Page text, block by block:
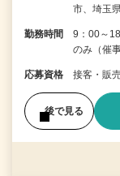
市、埼玉
勤務時間
9：00～
のみ（催
応募資格 接客・販
後で見る